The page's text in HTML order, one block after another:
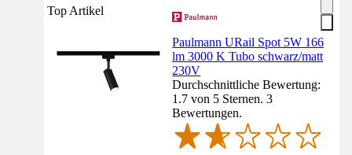
Top Artikel
Paulmann URail Spot 5W 166
lm 3000 K Tubo schwarz/matt
230V
Durchschnittliche Bewertung:
1.7 von 5 Sternen. 3
Bewertungen.